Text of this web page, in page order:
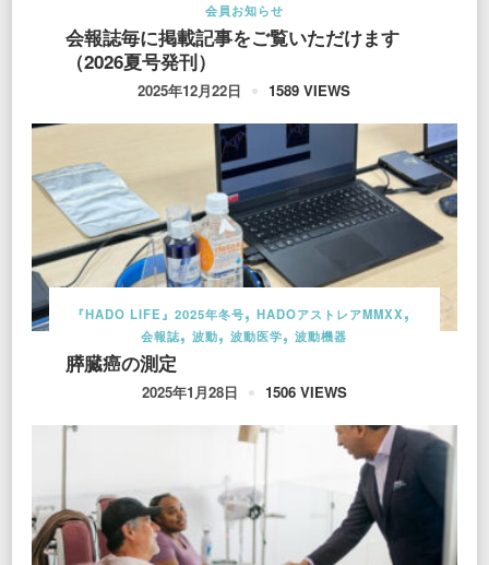
会員お知らせ
会報誌毎に掲載記事をご覧いただけます
（2026夏号発刊）
2025年12月22日 1589 VIEWS
『HADO LIFE』2025年冬号
HADOアストレアMMXX
会報誌
波動 波動医学 波動機器
膵臓癌の測定
2025年1月28日 1506 VIEWS